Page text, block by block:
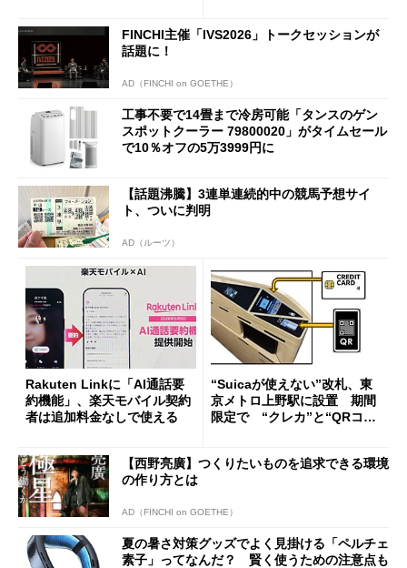
FINCHI主催「IVS2026」トークセッションが
話題に！
AD（FINCHI on GOETHE）
工事不要で14畳まで冷房可能「タンスのゲン
スポットクーラー 79800020」がタイムセール
で10％オフの5万3999円に
【話題沸騰】3連単連続的中の競馬予想サイ
ト、ついに判明
AD（ルーツ）
Rakuten Linkに「AI通話要
約機能」、楽天モバイル契約
者は追加料金なしで使える
“Suicaが使えない”改札、東
京メトロ上野駅に設置 期間
限定で “クレカ”と“QRコー
【西野亮廣】つくりたいものを追求できる環境
の作り方とは
AD（FINCHI on GOETHE）
夏の暑さ対策グッズでよく見掛ける「ペルチェ
素子」ってなんだ？ 賢く使うための注意点も